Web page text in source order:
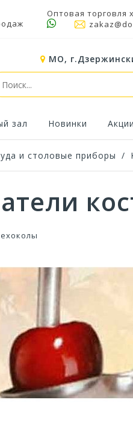
Оптовая торговля
МО,
зал Новинки Акции
и столовые приборы /